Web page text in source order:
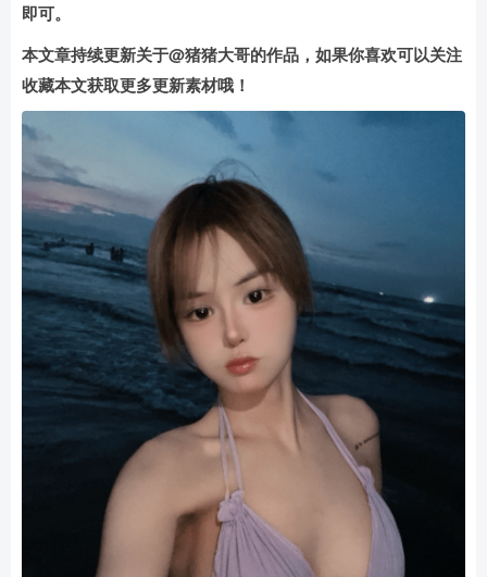
即可。
本文章持续更新关于@猪猪大哥的作品，如果你喜欢可以关注
收藏本文获取更多更新素材哦！